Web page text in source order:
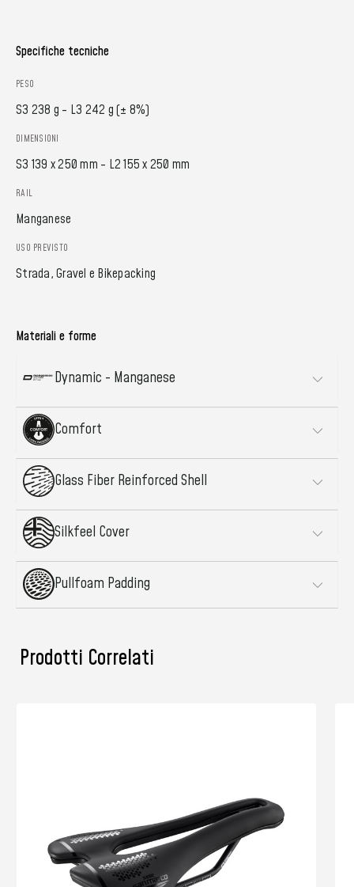
Specifiche tecniche
PESO
S3 238 g - L3 242 g (± 8%)
DIMENSIONI
S3 139 x 250 mm - L2 155 x 250 mm
RAIL
Manganese
USO PREVISTO
Strada, Gravel e Bikepacking
Materiali e forme
Dynamic - Manganese
Comfort
Glass Fiber Reinforced Shell
Silkfeel Cover
Pullfoam Padding
Prodotti Correlati